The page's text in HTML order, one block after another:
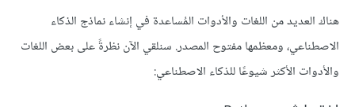
هناك العديد من اللغات والأدوات المُساعدة في إنشاء نماذج الذكاء
الاصطناعي، ومعظمها مفتوح المصدر. سنلقي الآن نظرةً على بعض اللغات
والأدوات الأكثر شيوعًا للذكاء الاصطناعي: